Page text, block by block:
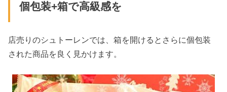
個包装+箱で高級感を
店売りのシュトーレンでは、箱を開けるとさらに個包装
された商品を良く見かけます。